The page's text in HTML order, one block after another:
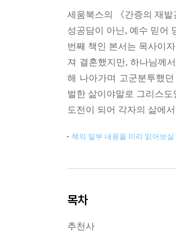
세움북스의 《간증의 재발
성공담이 아닌, 예수 믿어
번째 책인 본서는 목사이
져 결혼했지만, 하나님께
해 나아가며 고군분투했
벌한 삶이야말로 그리스
도전이 되어 각자의 삶에
책의 일부 내용을 미리 읽어보
목차
추천사